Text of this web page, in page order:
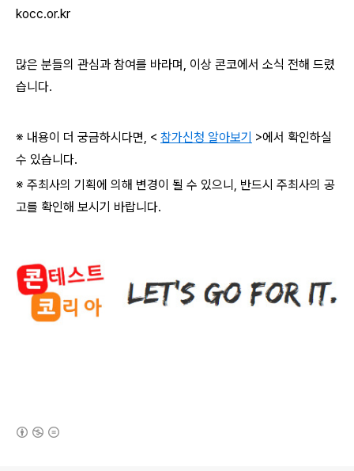
kocc.or.kr
많은 분들의 관심과 참여를 바라며, 이상 콘코에서 소식 전해 드렸
습니다.
※ 내용이 더 궁금하시다면, < 참가신청 알아보기 >에서 확인하실
수 있습니다.
※ 주최사의 기획에 의해 변경이 될 수 있으니, 반드시 주최사의 공
고를 확인해 보시기 바랍니다.